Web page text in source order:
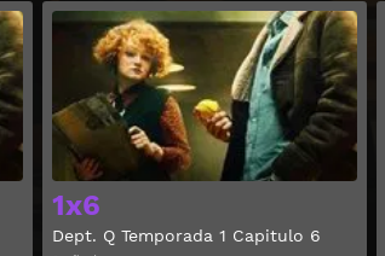
Ver
1x6
Dept. Q Temporada 1 Capitulo 6